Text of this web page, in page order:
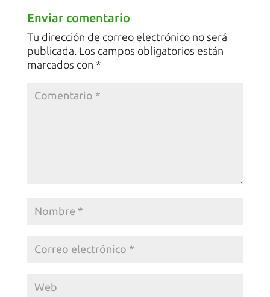
Enviar comentario
Tu dirección de correo electrónico no será
publicada. Los campos obligatorios están
marcados con *